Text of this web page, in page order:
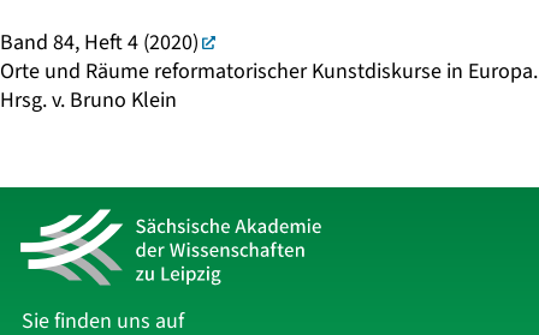
Band 84, Heft 4 (2020)
Orte und Räume reformatorischer Kunstdiskurse in Europa.
Hrsg. v. Bruno Klein
Sie finden uns auf